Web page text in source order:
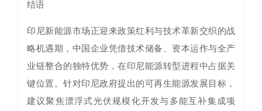
结语
印尼新能源市场正迎来政策红利与技术革新交织的战
略机遇期，中国企业凭借技术储备、资本运作与全产
业链整合的独特优势，在印尼能源转型进程中占据关
键位置。针对印尼政府提出的可再生能源发展目标，
建议聚焦漂浮式光伏规模化开发与多能互补集成项